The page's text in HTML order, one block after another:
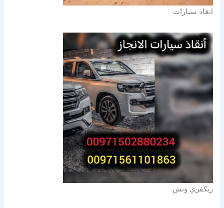
انقاذ سيارات
ريكفري ونش